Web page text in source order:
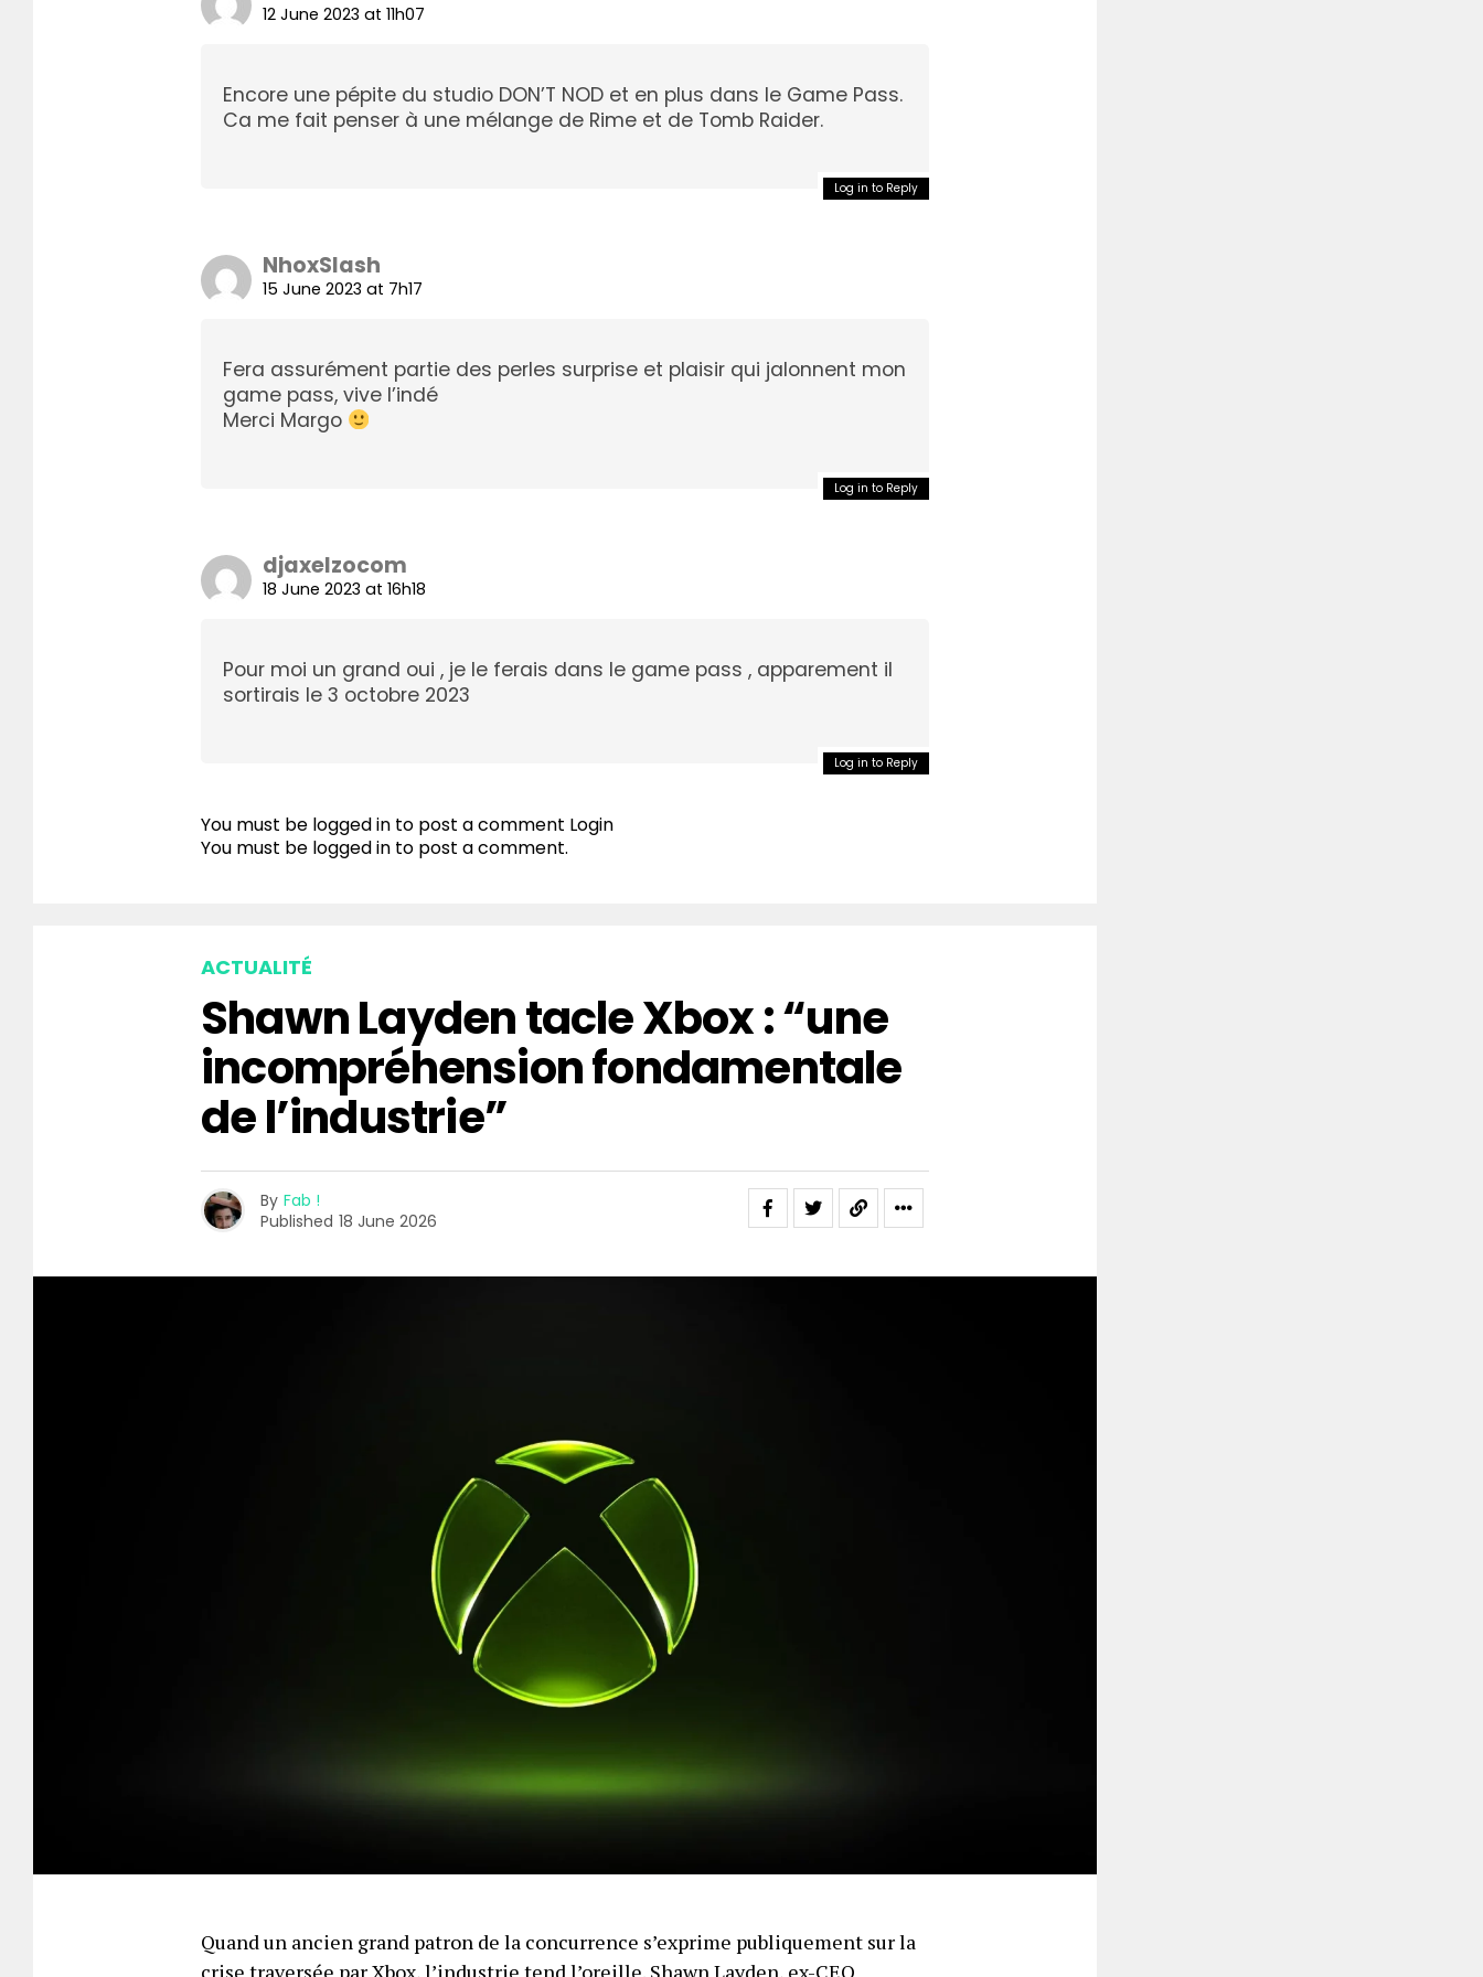
12 June 2023 at 11h07
Encore une pépite du studio DON’T NOD et en plus dans le Game Pass.
Ca me fait penser à une mélange de Rime et de Tomb Raider.
Log in to Reply
NhoxSlash
15 June 2023 at 7h17
Fera assurément partie des perles surprise et plaisir qui jalonnent mon
game pass, vive l’indé
Merci Margo
Log in to Reply
djaxelzocom
18 June 2023 at 16h18
Pour moi un grand oui , je le ferais dans le game pass , apparement il
sortirais le 3 octobre 2023
Log in to Reply
You must be logged in to post a comment Login
You must be logged in to post a comment.
ACTUALITÉ
Shawn Layden tacle Xbox : “une
incompréhension fondamentale
de l’industrie”
By Fab !
Published 18 June 2026
Quand un ancien grand patron de la concurrence s’exprime publiquement sur la